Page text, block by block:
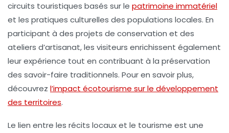
circuits touristiques basés sur le patrimoine immatériel
et les pratiques culturelles des populations locales. En
participant à des projets de conservation et des
ateliers d’artisanat, les visiteurs enrichissent également
leur expérience tout en contribuant à la préservation
des savoir-faire traditionnels. Pour en savoir plus,
découvrez l’impact écotourisme sur le développement
des territoires.
Le lien entre les récits locaux et le tourisme est une